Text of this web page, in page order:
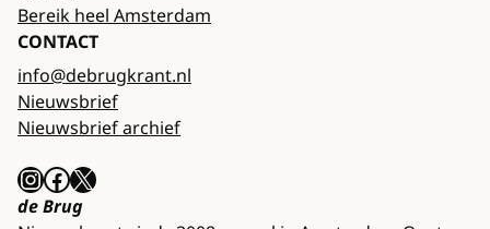
Bereik heel Amsterdam
CONTACT
info@debrugkrant.nl
Nieuwsbrief
Nieuwsbrief archief
InstagramFacebook X
de Brug